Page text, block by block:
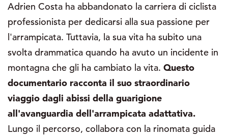
Adrien Costa ha abbandonato la carriera di ciclista
professionista per dedicarsi alla sua passione per
l'arrampicata. Tuttavia, la sua vita ha subito una
svolta drammatica quando ha avuto un incidente in
montagna che gli ha cambiato la vita. Questo
documentario racconta il suo straordinario
viaggio dagli abissi della guarigione
all'avanguardia dell'arrampicata adattativa.
Lungo il percorso, collabora con la rinomata guida